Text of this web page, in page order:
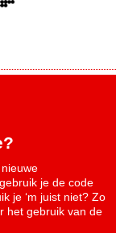
je de code
je ‘m juist niet? Zo
het gebruik van de